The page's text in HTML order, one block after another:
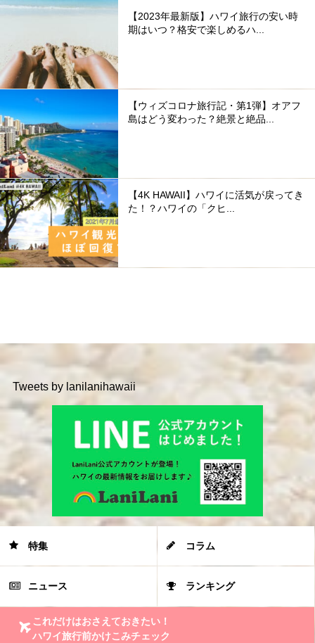
【2023年最新版】ハワイ旅行の安い時
期はいつ？格安で楽しめるハ...
【ウィズコロナ旅行記・第1弾】オアフ
島はどう変わった？絶景と絶品...
【4K HAWAII】ハワイに活気が戻ってき
た！？ハワイの「クヒ...
Tweets by lanilanihawaii
特集 コラム
ニュース ランキング
これだけはおさえておきたい！
ハワイ旅行前かけこみチェック